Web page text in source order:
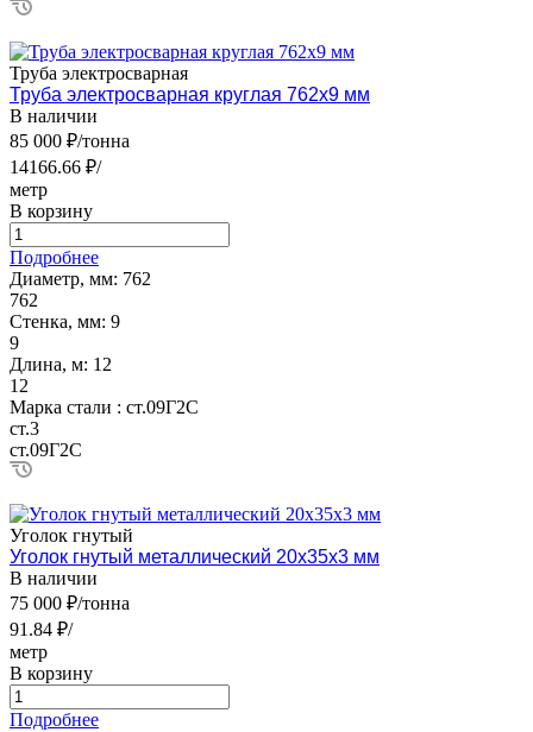
Труба электросварная
Труба электросварная круглая 762х9 мм
В наличии
85 000 ₽/тонна
14166.66 ₽/
метр
В корзину
Подробнее
Диаметр, мм: 762
762
Стенка, мм: 9
9
Длина, м: 12
12
Марка стали : ст.09Г2С
ст.3
ст.09Г2С
Уголок гнутый
Уголок гнутый металлический 20х35х3 мм
В наличии
75 000 ₽/тонна
91.84 ₽/
метр
В корзину
Подробнее